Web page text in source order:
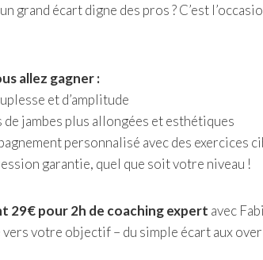
grand écart digne des pros ? C’est
allez gagner :
et d’amplitude
de jambes plus allongées et esthétiques
personnalisé avec des exercices
garantie, quel que soit votre niveau !
29€ pour 2h de coaching expert avec
votre objectif – du simple écart aux